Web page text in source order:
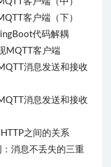
客户端（下）
代码解耦
MQTT客户端
消息发送和接收
消息发送和接收
之间的关系
消息不丢失的三重